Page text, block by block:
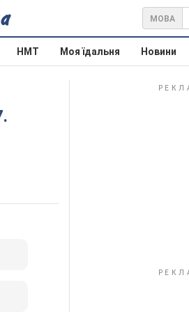
МОВА
НМТ Моя їдальня Новини